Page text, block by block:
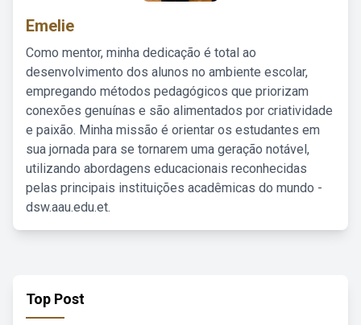
Emelie
Como mentor, minha dedicação é total ao
desenvolvimento dos alunos no ambiente escolar,
empregando métodos pedagógicos que priorizam
conexões genuínas e são alimentados por criatividade
e paixão. Minha missão é orientar os estudantes em
sua jornada para se tornarem uma geração notável,
utilizando abordagens educacionais reconhecidas
pelas principais instituições acadêmicas do mundo -
dsw.aau.edu.et.
Top Post